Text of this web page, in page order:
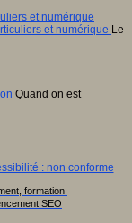
et numérique
Le
Quand on est
: non conforme
formation
SEO